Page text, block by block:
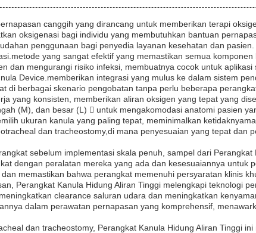
canggih yang dirancang untuk memberikan terapi
oksigenasi bagi individu yang membutuhkan bantuan
penggunaan bagi penyedia layanan kesehatan dan pasien.
yang sangat efektif yang memastikan semua
dan mengurangi risiko infeksi, membuatnya cocok untuk
Device.memberikan integrasi yang mulus ke dalam sistem
di berbagai skenario pengobatan tanpa perlu beberapa
yang konsisten, memberikan aliran oksigen yang tepat yang
(M), dan besar (L)  untuk mengakomodasi anatomi pasien
ukuran kanula yang paling tepat, meminimalkan
dan tracheostomy,di mana penyesuaian yang tepat dan
sebelum implementasi skala penuh, sampel dari
dengan peralatan mereka yang ada dan kesesuaiannya untuk
memastikan bahwa perangkat memenuhi persyaratan klinis
Perangkat Kanula Hidung Aliran Tinggi melengkapi teknologi
clearance saluran udara dan meningkatkan
dalam perawatan pernapasan yang komprehensif,
dan tracheostomy, Perangkat Kanula Hidung Aliran Tinggi